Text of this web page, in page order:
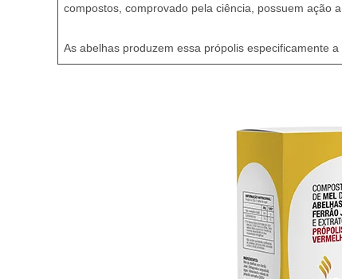
compostos, comprovado pela ciência, possuem ação
As abelhas produzem essa própolis especificamente